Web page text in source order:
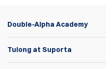
Double-Alpha Academy
Tulong at Suporta